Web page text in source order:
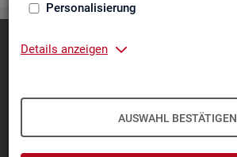
Personalisierung
Details anzeigen
AUSWAHL BESTÄTIGEN
IN­TER­AK­TI­VE STA­TIS­TI­KEN
GRUND­LA­GEN